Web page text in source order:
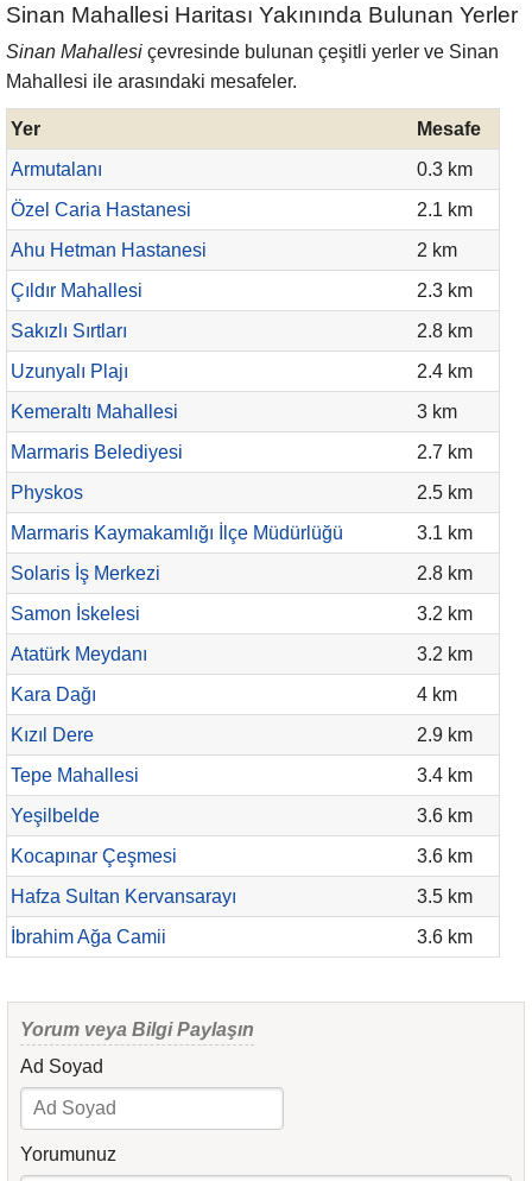
Sinan Mahallesi Haritası Yakınında Bulunan Yerler
Sinan Mahallesi çevresinde bulunan çeşitli yerler ve Sinan
Mahallesi ile arasındaki mesafeler.
Yer
Mesafe
Armutalanı
0.3 km
Özel Caria Hastanesi
2.1 km
Ahu Hetman Hastanesi
2 km
Çıldır Mahallesi
2.3 km
Sakızlı Sırtları
2.8 km
Uzunyalı Plajı
2.4 km
Kemeraltı Mahallesi
3 km
Marmaris Belediyesi
2.7 km
Physkos
2.5 km
Marmaris Kaymakamlığı İlçe Müdürlüğü
3.1 km
Solaris İş Merkezi
2.8 km
Samon İskelesi
3.2 km
Atatürk Meydanı
3.2 km
Kara Dağı
4 km
Kızıl Dere
2.9 km
Tepe Mahallesi
3.4 km
Yeşilbelde
3.6 km
Kocapınar Çeşmesi
3.6 km
Hafza Sultan Kervansarayı
3.5 km
İbrahim Ağa Camii
3.6 km
Yorum veya Bilgi Paylaşın
Ad Soyad
Yorumunuz